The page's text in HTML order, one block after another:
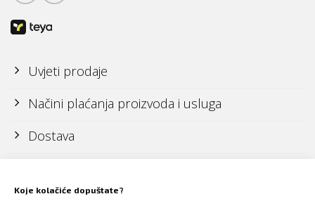
Koje kolačiće dopuštate?
Uvjeti prodaje
Načini plaćanja proizvoda i usluga
Dostava